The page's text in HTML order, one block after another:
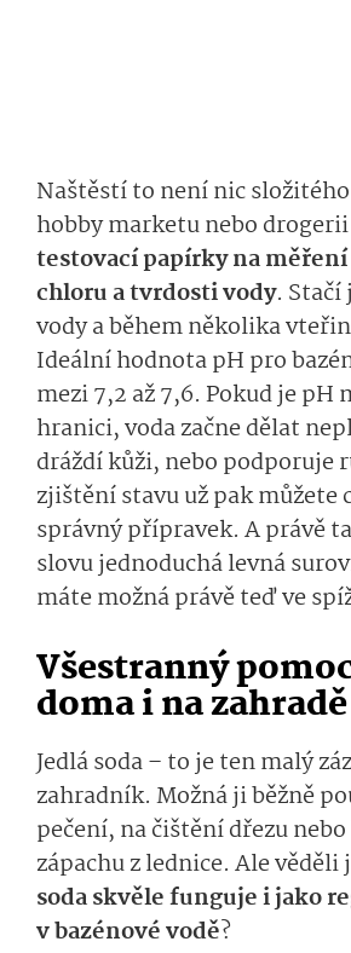
Naštěstí to není nic
hobby marketu nebo
testovací papírky na měření
chloru a tvrdosti vody. Stačí
vody a během několika
Ideální hodnota pH pro
mezi 7,2 až 7,6. Pokud je pH
hranici, voda začne dělat
dráždí kůži, nebo podporuje
zjištění stavu už pak můžete
správný přípravek. A právě
slovu jednoduchá levná
máte možná právě teď ve
Všestranný
doma i na zahradě
Jedlá soda – to je ten malý
zahradník. Možná ji běžně
pečení, na čištění dřezu
zápachu z lednice. Ale věděli
soda skvěle funguje i jako
v bazénové vodě?